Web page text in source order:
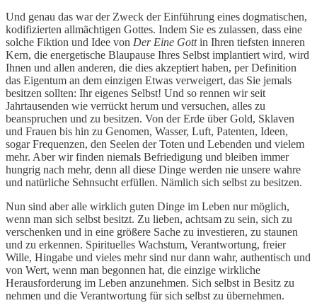
Und genau das war der Zweck der Einführung eines dogmatischen,
kodifizierten allmächtigen Gottes. Indem Sie es zulassen, dass eine
solche Fiktion und Idee von Der Eine Gottin Ihren tiefsten inneren
Kern, die energetische Blaupause Ihres Selbst implantiert wird, wird
Ihnen und allen anderen, die dies akzeptiert haben, per Definition
das Eigentum an dem einzigen Etwas verweigert, das Sie jemals
besitzen sollten: Ihr eigenes Selbst! Und so rennen wir seit
Jahrtausenden wie verrückt herum und versuchen, alles zu
beanspruchen und zu besitzen. Von der Erde über Gold, Sklaven
und Frauen bis hin zu Genomen, Wasser, Luft, Patenten, Ideen,
sogar Frequenzen, den Seelen der Toten und Lebenden und vielem
mehr. Aber wir finden niemals Befriedigung und bleiben immer
hungrig nach mehr, denn all diese Dinge werden nie unsere wahre
und natürliche Sehnsucht erfüllen. Nämlich sich selbst zu besitzen.
Nun sind aber alle wirklich guten Dinge im Leben nur möglich,
wenn man sich selbst besitzt. Zu lieben, achtsam zu sein, sich zu
verschenken und in eine größere Sache zu investieren, zu staunen
und zu erkennen. Spirituelles Wachstum, Verantwortung, freier
Wille, Hingabe und vieles mehr sind nur dann wahr, authentisch und
von Wert, wenn man begonnen hat, die einzige wirkliche
Herausforderung im Leben anzunehmen. Sich selbst in Besitz zu
nehmen und die Verantwortung für sich selbst zu übernehmen.